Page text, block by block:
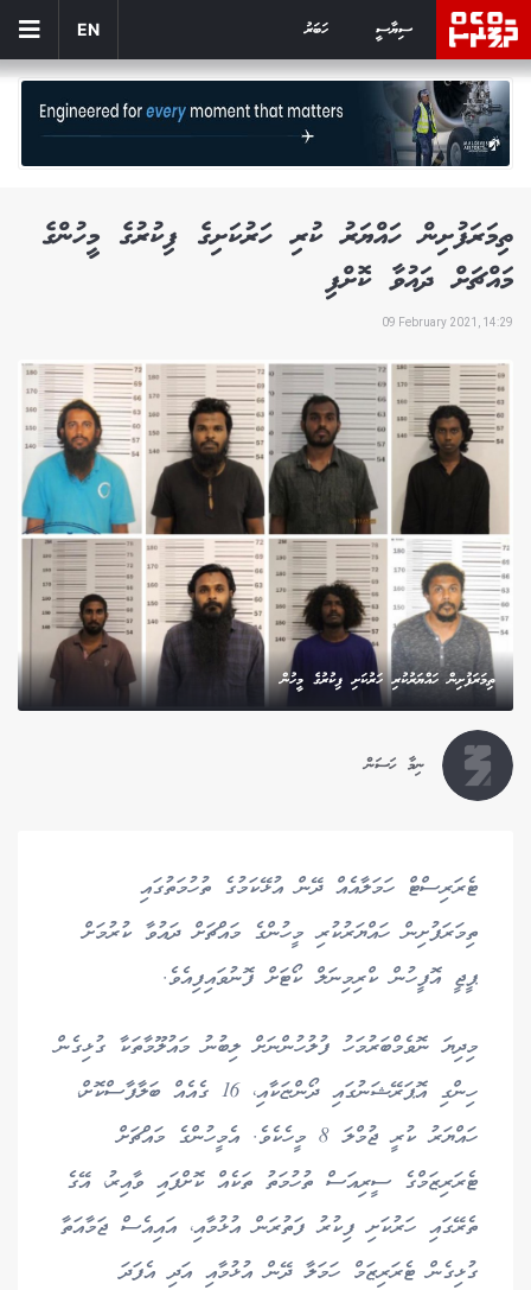
ސިޔާސީ ހަބަރު EN
ތިމަރަފުށިން ހައްޔަރު ކުރި ހަރުކަށިގެ ފިކުރުގެ މީހުންގެ
މައްޗަށް ދައުވާ ކޮށްފި
09 February 2021, 14:29
ތިމަރަފުށިން ހައްޔަރުކުރި ހަރުކަށި ފިކުރުގެ މީހުން
ނިމާ ހަސަން
ޓެރަރިސްޓް ހަމަލާއެއް ދޭން އުޅޭކަމުގެ ތުހުމަތުގައި
ތިމަރަފުށިން ހައްޔަރުކުރި މީހުންގެ މައްޗަށް ދައުވާ ކުރުމަށް
ޕީޖީ އޮފީހުން ކްރިމިނަލް ކޯޓަށް ފޮނުވައިފިއެވެ.
މިދިޔަ ނޮވެމްބަރުމަހު ފުލުހުންނަށް ލިބުނު މައުލޫމާތަކާ ގުޅިގެން
ހިންގި އޮޕަރޭޝަނުގައި ދޯންޏަކާއި، 16 ގެއެއް ބަލާފާސްކޮށް،
ހައްޔަރު ކުރީ ޖުމްލަ 8 މީހެކެވެ. އެމީހުންގެ މައްޗަށް
ޓެރަރިޒަމްގެ ސީރިއަސް ތުހުމަތު ތަކެއް ކޮށްފައި ވާއިރު، އޭގެ
ތެރޭގައި ހަރުކަށި ފިކުރު ފަތުރަން އުޅުމާއި، އައިއެސް ޖަމާއަތާ
ގުޅިގެން ޓެރަރިޒަމް ހަމަލާ ދޭން އުޅުމާއި އަދި އެފަދަ